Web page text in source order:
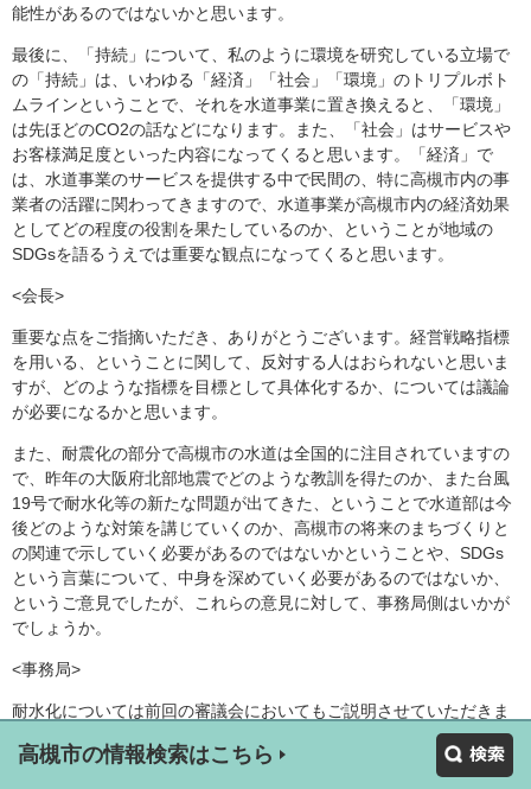
高槻市の情報検索はこちら
能性があるのではないかと思います。
最後に、「持続」について、私のように環境を研究している立場で
の「持続」は、いわゆる「経済」「社会」「環境」のトリプルボト
ムラインということで、それを水道事業に置き換えると、「環境」
は先ほどのCO2の話などになります。また、「社会」はサービスや
お客様満足度といった内容になってくると思います。「経済」で
は、水道事業のサービスを提供する中で民間の、特に高槻市内の事
業者の活躍に関わってきますので、水道事業が高槻市内の経済効果
としてどの程度の役割を果たしているのか、ということが地域の
SDGsを語るうえでは重要な観点になってくると思います。
<会長>
重要な点をご指摘いただき、ありがとうございます。経営戦略指標
を用いる、ということに関して、反対する人はおられないと思いま
すが、どのような指標を目標として具体化するか、については議論
が必要になるかと思います。
また、耐震化の部分で高槻市の水道は全国的に注目されていますの
で、昨年の大阪府北部地震でどのような教訓を得たのか、また台風
19号で耐水化等の新たな問題が出てきた、ということで水道部は今
後どのような対策を講じていくのか、高槻市の将来のまちづくりと
の関連で示していく必要があるのではないかということや、SDGs
という言葉について、中身を深めていく必要があるのではないか、
というご意見でしたが、これらの意見に対して、事務局側はいかが
でしょうか。
<事務局>
耐水化については前回の審議会においてもご説明させていただきま
したが、標高の低い所に位置している施設については耐水化を検討
していきたいと考えております。今年の台風19号で被害を受けた施